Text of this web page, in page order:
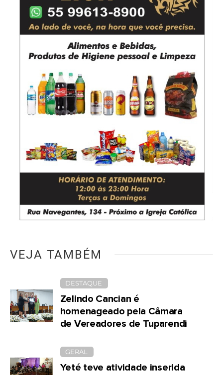
VEJA TAMBÉM
DESTAQUE
Zelindo Cancian é
homenageado pela Câmara
de Vereadores de Tuparendi
GERAL
Yeté teve atividade inserida